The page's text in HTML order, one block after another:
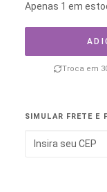
Apenas 1 em
Troca em
SIMULAR FRETE E